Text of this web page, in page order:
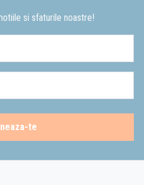
si sfaturile noastre!
te